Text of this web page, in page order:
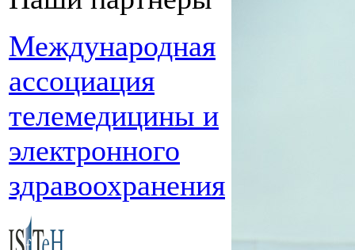
Международная
ассоциация
телемедицины и
электронного
здравоохранения